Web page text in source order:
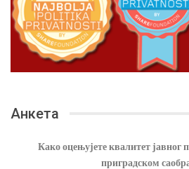
Анкета
Како оцењујете квалитет јавног
приградском